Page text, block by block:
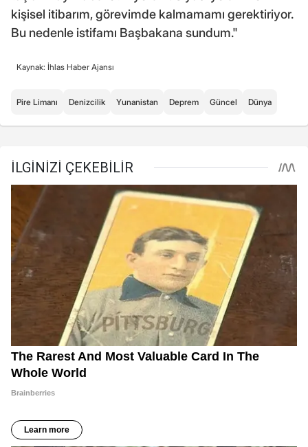
kişisel itibarım, görevimde kalmamamı gerektiriyor.
Bu nedenle istifamı Başbakana sundum."
Kaynak: İhlas Haber Ajansı
Pire Limanı Denizcilik Yunanistan Deprem Güncel Dünya